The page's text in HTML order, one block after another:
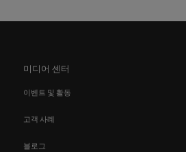
미디어 센터
이벤트 및 활동
고객 사례
블로그